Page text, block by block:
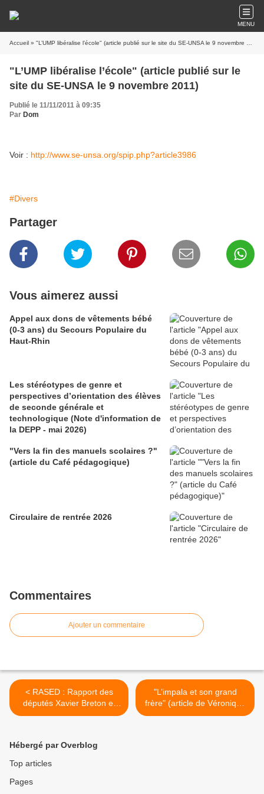
MENU
Accueil » "L’UMP libéralise l’école" (article publié sur le site du SE-UNSA le 9 novembre 2011)
"L’UMP libéralise l’école" (article publié sur le
site du SE-UNSA le 9 novembre 2011)
Publié le 11/11/2011 à 09:35
Par Dom
Voir : http://www.se-unsa.org/spip.php?article3986
#Divers
Partager
Vous aimerez aussi
Appel aux dons de vêtements bébé
(0-3 ans) du Secours Populaire du
Haut-Rhin
Les stéréotypes de genre et
perspectives d’orientation des élèves
de seconde générale et
technologique (Note d'information de
la DEPP - mai 2026)
"Vers la fin des manuels scolaires ?"
(article du Café pédagogique)
Circulaire de rentrée 2026
Commentaires
Ajouter un commentaire
< RASED : Rapport des
députés Xavier Breton et
Gérard Gaudron sur la
finances 2012
"L’impala et son grand
frère" (article de Véronique
Decker publié sur le blog
Hébergé par Overblog
Top articles
Pages